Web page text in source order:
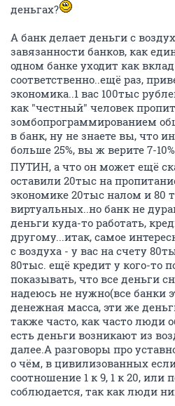
деньгах?
А банк делает деньги с
завязанности банков, как
одном банке уходит как
соответственно..ещё раз,
экономика..1 вас 100тыс
как "честный" человек
зомбопрограммированием
в банк, ну не знаете вы, что
больше 25%, вы ж верите 7-
ПУТИН, а что он может ещё
оставили 20тыс на
экономике 20тыс налом и 80
виртуальных..но банк не
деньги куда-то работать,
другому...итак, самое
с воздуха - у вас на счету
80тыс. ещё кредит у кого-то
показывать, что все деньги
надеюсь не нужно(все банки
денежная масса, эти же
также часто, как часто люди
есть деньги возникают из
далее.А разговоры про
о чём, в цивилизованных
соотношение 1 к 9, 1 к 20, или
соблюдается, так как люди